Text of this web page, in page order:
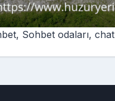
Sohbet odaları, chat